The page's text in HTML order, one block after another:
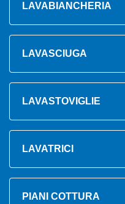
LAVABIANCHERIA
LAVASCIUGA
LAVASTOVIGLIE
LAVATRICI
PIANI COTTURA